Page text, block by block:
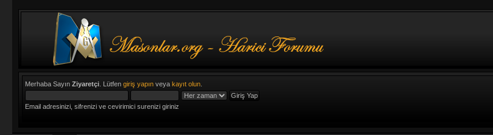
Merhaba SayınZiyaretçi . Lütfengiriş yapın veyakayıt olun
Email adresinizi, sifrenizi ve cevirimici surenizi giriniz